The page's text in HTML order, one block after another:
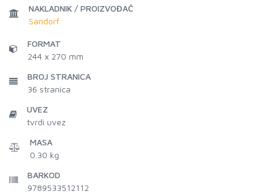
NAKLADNIK / PROIZVOĐAČ
Sandorf
FORMAT
244 x 270 mm
BROJ STRANICA
36 stranica
UVEZ
tvrdi uvez
MASA
0.30 kg
BARKOD
9789533512112